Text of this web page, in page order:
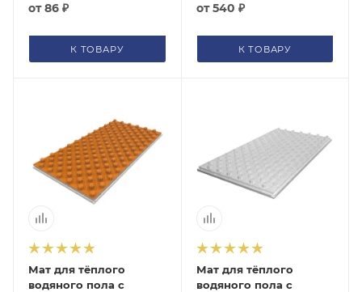
от86 ₽
К ТОВАРУ
от540 ₽
К ТОВАРУ
Мат для тёплого
водяного пола с
Мат для тёплого
водяного пола с